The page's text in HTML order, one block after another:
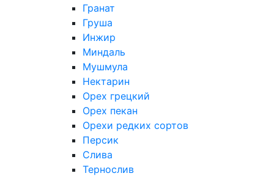
Гранат
Груша
Инжир
Миндаль
Мушмула
Нектарин
Орех грецкий
Орех пекан
Орехи редких сортов
Персик
Слива
Тернослив